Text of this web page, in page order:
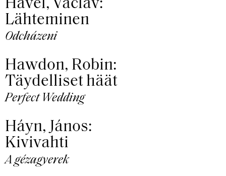
Havel, Vaclav:
Lähteminen
Odcházeni
Hawdon, Robin:
Täydelliset häät
Perfect Wedding
Háyn, János:
Kivivahti
A gézagyerek